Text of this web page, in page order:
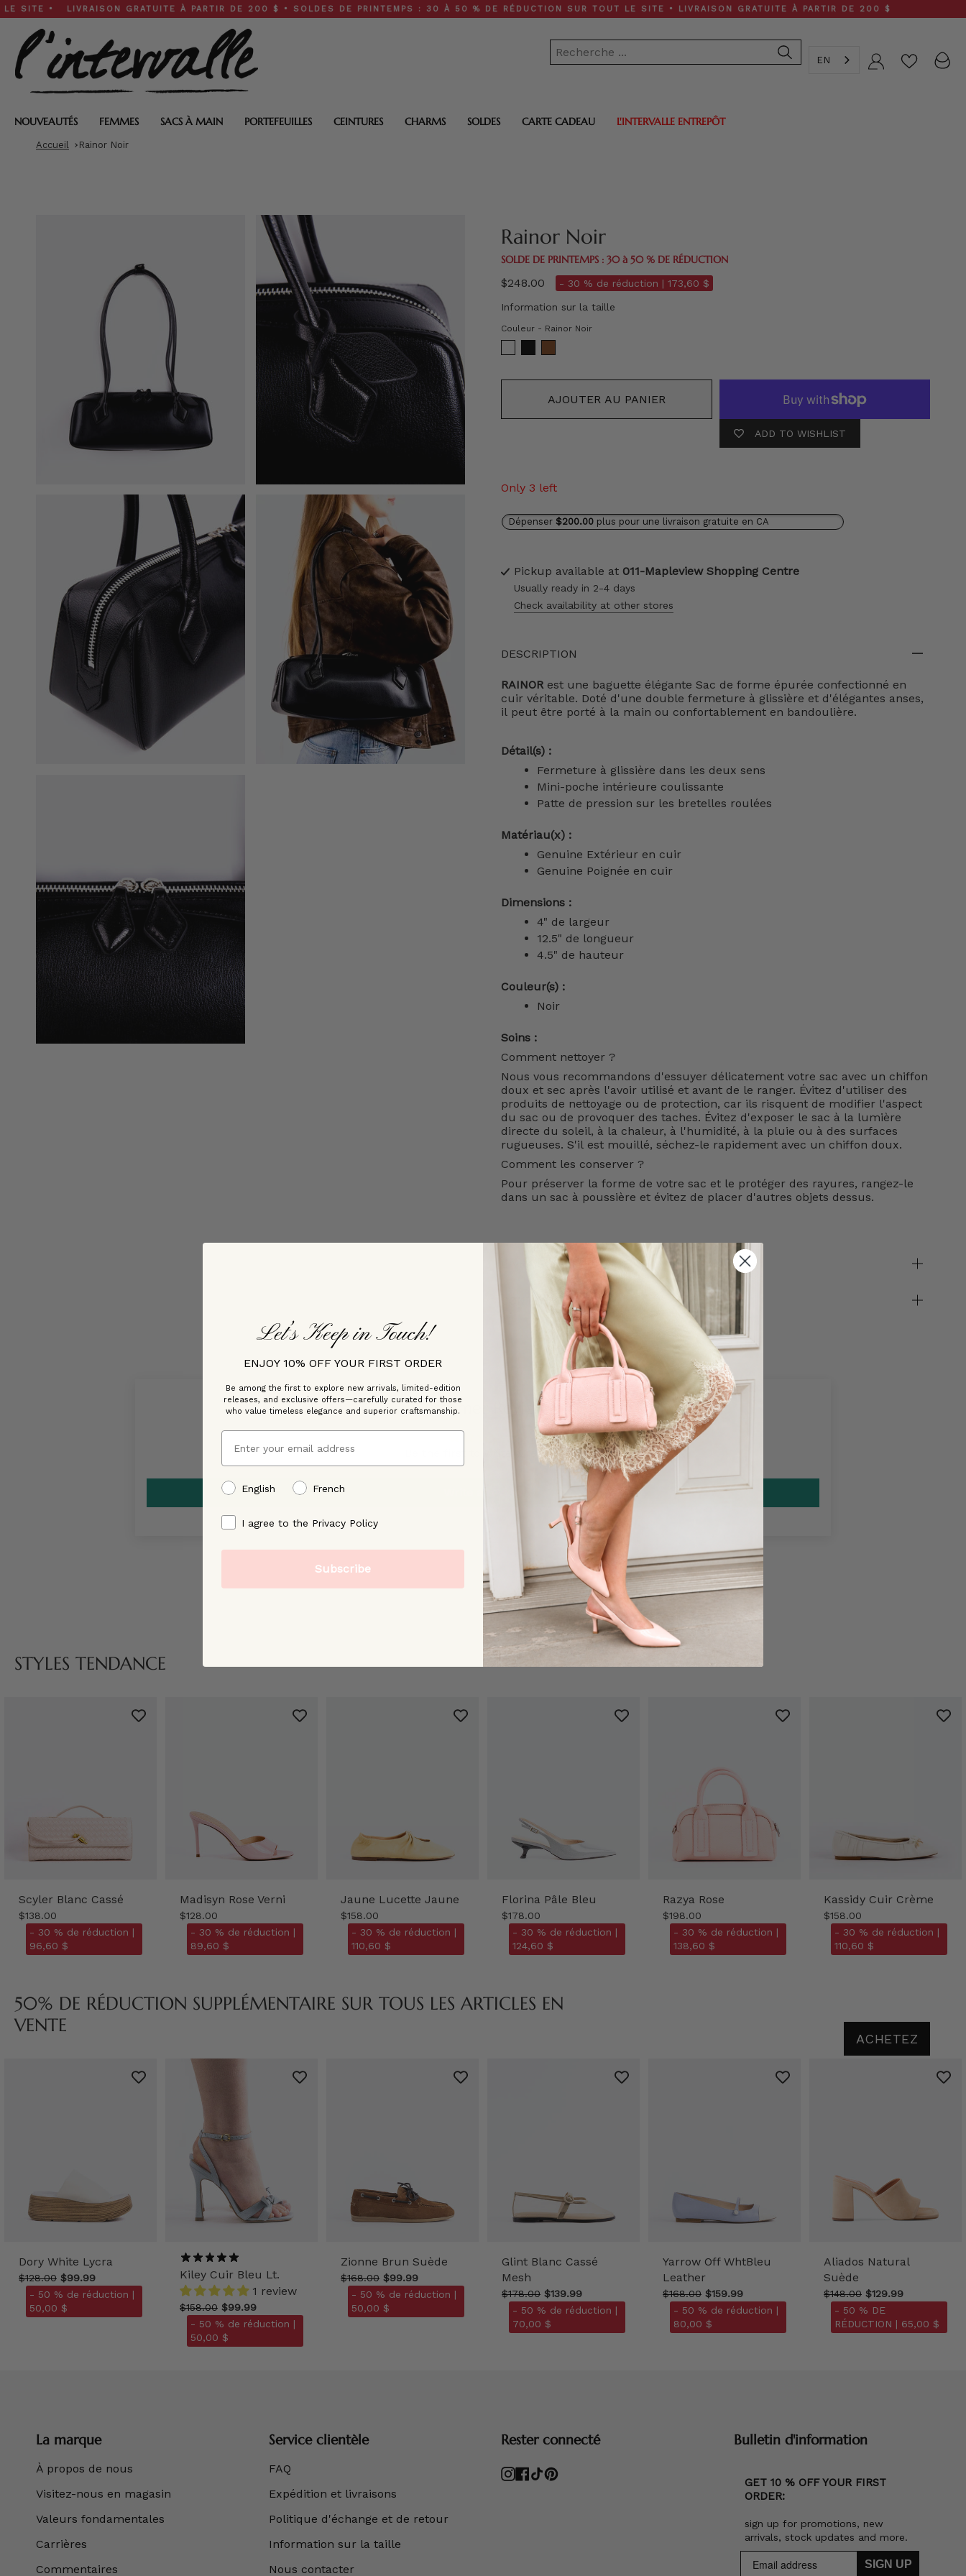
Skip
to
content
GRATUITE À PARTIR DE 200 $ • SOLDES DE PRINTEMPS : 30 À 50 % DE RÉDUCTION SUR TOUT LE SITE • LIVRAISON GRATUITE À PARTIR DE 200 $
EN Compte
NOUVEAUTÉS FEMMES SACS À MAIN PORTEFEUILLES CEINTURES CHARMS SOLDES CARTE CADEAU L'INTERVALLE ENTREPÔT
Accueil Rainor Noir
Rainor Noir
SOLDE DE PRINTEMPS : 30 à 50 % DE RÉDUCTION
$248.00 - 30 % de réduction | 173,60 $
Information sur la taille
Couleur - Rainor NoirCouleur
AJOUTER AU PANIER
ADD TO WISHLIST
Only 3 left
Dépenser $200.00 plus pour une livraison gratuite en CA
Pickup available at 011-Mapleview Shopping Centre
Usually ready in 2-4 days
Check availability at other stores
DESCRIPTION
RAINORest une baguette élégante Sac de forme épurée confectionné en
cuir véritable. Doté d'une double fermeture à glissière et d'élégantes anses,
il peut être porté à la main ou confortablement en bandoulière.
Détail(s) :
Fermeture à glissière dans les deux sens
Mini-poche intérieure coulissante
Patte de pression sur les bretelles roulées
Matériau(x) :
Genuine Extérieur en cuir
Genuine Poignée en cuir
Dimensions :
4" de largeur
12.5" de longueur
4.5" de hauteur
Couleur(s) :
Noir
Soins :
Comment nettoyer ?
Nous vous recommandons d'essuyer délicatement votre sac avec un chiffon
doux et sec après l'avoir utilisé et avant de le ranger. Évitez d'utiliser des
produits de nettoyage ou de protection, car ils risquent de modifier l'aspect
du sac ou de provoquer des taches. Évitez d'exposer le sac à la lumière
directe du soleil, à la chaleur, à l'humidité, à la pluie ou à des surfaces
rugueuses. S'il est mouillé, séchez-le rapidement avec un chiffon doux.
Comment les conserver ?
Pour préserver la forme de votre sac et le protéger des rayures, rangez-le
dans un sac à poussière et évitez de placer d'autres objets dessus.
LIVRAISON ET RETOURS
CONTACTEZ-NOUS
Customer Reviews
Be the first to write a review
Write a review
STYLES TENDANCE
Scyler Blanc Cassé
$138.00
- 30 % de réduction |
96,60 $
Madisyn Rose Verni
$128.00
- 30 % de réduction |
89,60 $
Jaune Lucette Jaune
$158.00
- 30 % de réduction |
110,60 $
Florina Pâle Bleu
$178.00
- 30 % de réduction |
124,60 $
Razya Rose
$198.00
- 30 % de réduction |
138,60 $
Kassidy Cuir Crème
$158.00
- 30 % de réduction |
110,60 $
50% DE RÉDUCTION SUPPLÉMENTAIRE SUR TOUS LES ARTICLES EN
VENTE
ACHETEZ
Dory White Lycra
$128.00 $99.99
- 50 % de réduction |
50,00 $
Kiley Cuir Bleu Lt.
1 review
$158.00 $99.99
- 50 % de réduction |
50,00 $
Zionne Brun Suède
$168.00 $99.99
- 50 % de réduction |
50,00 $
Glint Blanc Cassé
Mesh
$178.00 $139.99
- 50 % de réduction |
70,00 $
Yarrow Off WhtBleu
Leather
$168.00 $159.99
- 50 % de réduction |
80,00 $
Aliados Natural
Suède
$148.00 $129.99
- 50 % DE
RÉDUCTION | 65,00 $
La marque
À propos de nous
Visitez-nous en magasin
Valeurs fondamentales
Carrières
Commentaires
Service clientèle
FAQ
Expédition et livraisons
Politique d'échange et de retour
Information sur la taille
Nous contacter
Rester connecté
Instagram
Facebook
TikTokPinterest
Bulletin d'information
GET 10 % OFF YOUR FIRST
ORDER:
sign up for promotions, new
arrivals, stock updates and more.
SIGN UP
Let’s Keep in Touch!
ENJOY 10% OFF YOUR FIRST ORDER
Be among the first to explore new arrivals, limited-edition
releases, and exclusive offers—carefully curated for those
who value timeless elegance and superior craftsmanship.
Email
preffered language
English French
By signing up, you agree to our [Privacy Policy]
I agree to the Privacy Policy
Subscribe